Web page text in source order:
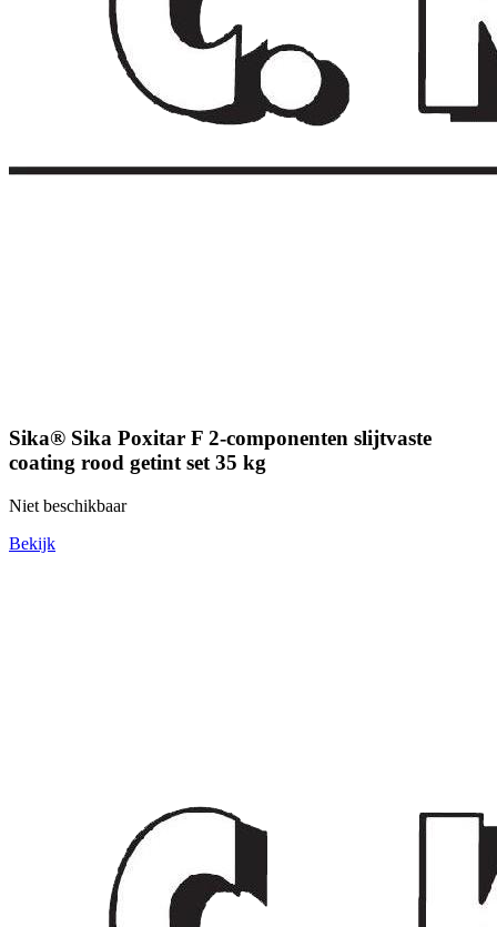
Sika® Sika Poxitar F 2-componenten slijtvaste
coating rood getint set 35 kg
Niet beschikbaar
Bekijk